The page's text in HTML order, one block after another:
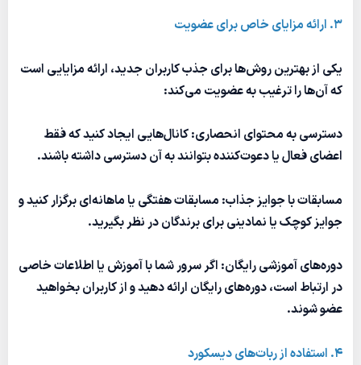
3. ارائه مزایای خاص برای عضویت
یکی از بهترین روش‌ها برای جذب کاربران جدید، ارائه مزایایی است
که آن‌ها را ترغیب به عضویت می‌کند:
دسترسی به محتوای انحصاری: کانال‌هایی ایجاد کنید که فقط
اعضای فعال یا دعوت‌کننده بتوانند به آن دسترسی داشته باشند.
مسابقات با جوایز جذاب: مسابقات هفتگی یا ماهانه‌ای برگزار کنید و
جوایز کوچک یا نمادینی برای برندگان در نظر بگیرید.
دوره‌های آموزشی رایگان: اگر سرور شما با آموزش یا اطلاعات خاصی
در ارتباط است، دوره‌های رایگان ارائه دهید و از کاربران بخواهید
عضو شوند.
4. استفاده از ربات‌های دیسکورد